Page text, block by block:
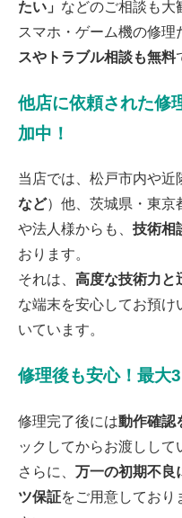
2026/07/09
松戸市よりお越しのお客様の
2026/07/09
2026/07/09
た！ありがとうございました！
りがとうございました！
2026/07/08
松戸市よりお越しのお客様の
ありがとうございました！
松戸市よりお越しのお客様の
がとうございました！
2026/07/07
松戸市よりお越しのお客様の
2026/07/06
ありがとうございました！
2026/07/05
がとうございました！
2026/07/04
松戸市よりお越しのお客様の
をさせて頂きました！ありがと
2026/07/03
市川市よりお越しのお客様の
ありがとうございました！
たい」 などのご相談も大
スマホ・ゲーム機の修理
スやトラブル相談も無料
他店に依頼された修
加中！
当店では、松戸市内や近
など）他、茨城県・東京
や法人様からも、 技術相
おります。
それは、 高度な技術力と
な端末を安心してお預け
いています。
修理後も安心！最大
修理完了後には動作確認
ックしてからお渡しして
さらに、 万一の初期不良
ツ保証をご用意しており